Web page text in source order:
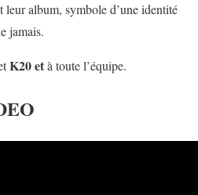
leur album, symbole d’une identité
jamais.
K20 età toute l’équipe.